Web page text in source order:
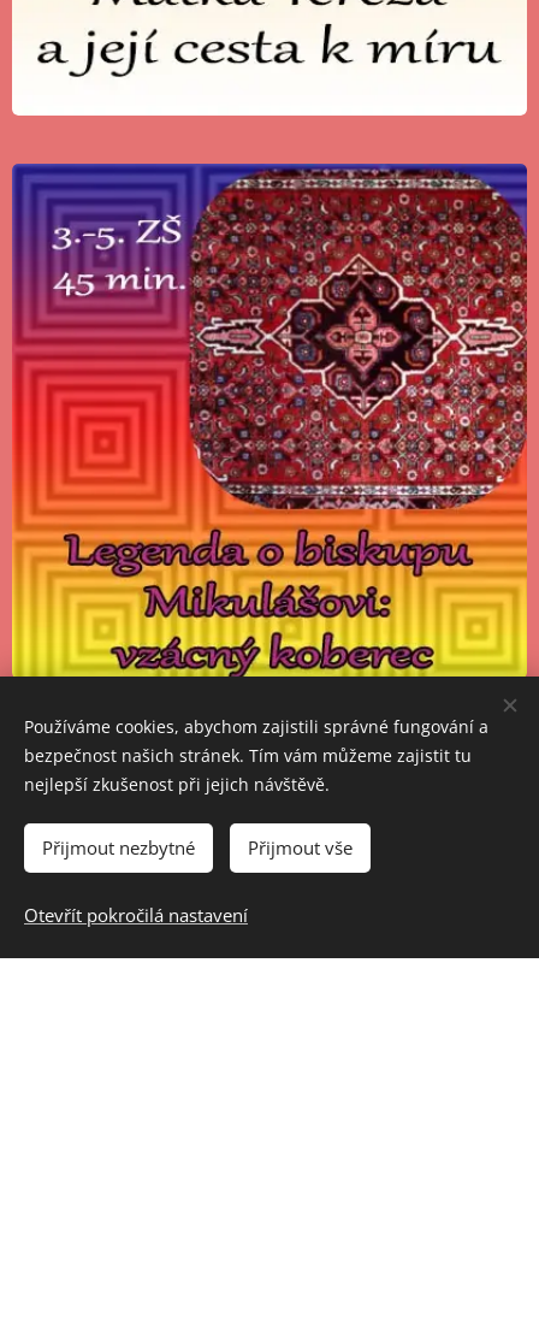
Používáme cookies, abychom zajistili správné fungování a
bezpečnost našich stránek. Tím vám můžeme zajistit tu
nejlepší zkušenost při jejich návštěvě.
Přijmout nezbytné Přijmout vše
Otevřít pokročilá nastavení